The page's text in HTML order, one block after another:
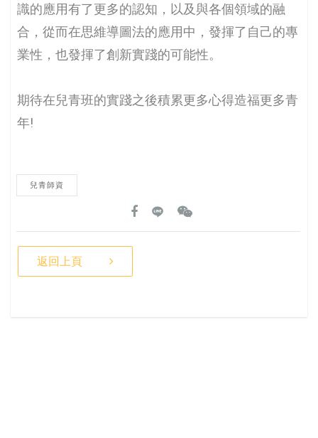
識的應用有了更多的認知，以及與各個領域的融
合，從而在思維導圖法的應用中，發揮了自己的專
業性，也發揮了創新實踐的可能性。
期待在兒青班的實踐之後積累更多心得造福更多青
年!
兒青師資
返回上頁